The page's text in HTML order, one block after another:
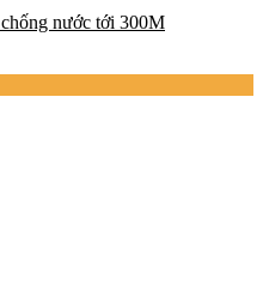
nước tới 300M